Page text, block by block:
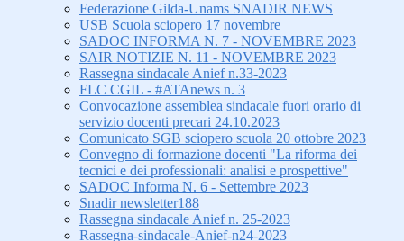
Federazione Gilda-Unams SNADIR NEWS
USB Scuola sciopero 17 novembre
SADOC INFORMA N. 7 - NOVEMBRE 2023
SAIR NOTIZIE N. 11 - NOVEMBRE 2023
Rassegna sindacale Anief n.33-2023
FLC CGIL - #ATAnews n. 3
Convocazione assemblea sindacale fuori orario di
servizio docenti precari 24.10.2023
Comunicato SGB sciopero scuola 20 ottobre 2023
Convegno di formazione docenti "La riforma dei
tecnici e dei professionali: analisi e prospettive"
SADOC Informa N. 6 - Settembre 2023
Snadir newsletter188
Rassegna sindacale Anief n. 25-2023
Rassegna-sindacale-Anief-n24-2023